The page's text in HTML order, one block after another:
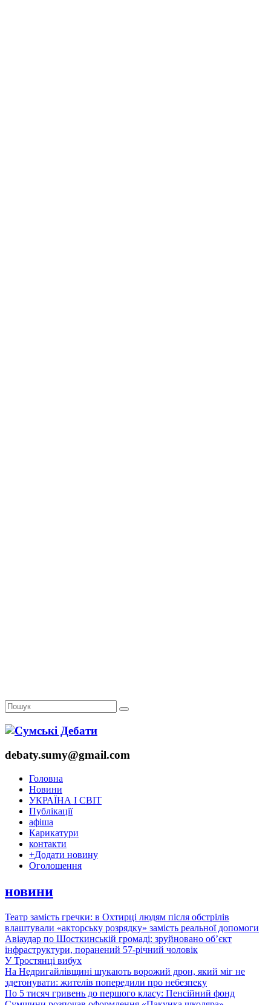
debaty.sumy@gmail.com
Головна
Новини
УКРАЇНА І СВІТ
Публікації
афіша
Карикатури
контакти
+Додати новину
Оголошення
новини
Театр замість гречки: в Охтирці людям після обстрілів
влаштували «акторську розрядку» замість реальної допомоги
Авіаудар по Шосткинській громаді: зруйновано об’єкт
інфраструктури, поранений 57-річний чоловік
У Тростянці вибух
На Недригайлівщині шукають ворожий дрон, який міг не
здетонувати: жителів попередили про небезпеку
По 5 тисяч гривень до першого класу: Пенсійний фонд